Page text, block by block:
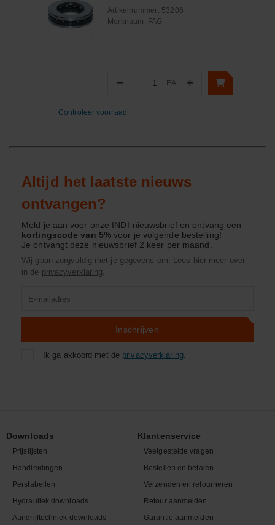
Artikelnummer: 53206
Merknaam: FAG
− Aantal
EA +
Controleer voorraad
Altijd het laatste nieuws
ontvangen?
Meld je aan voor onze INDI-nieuwsbrief en ontvang een
kortingscode van 5%voor je volgende bestelling!
Je ontvangt deze nieuwsbrief 2 keer per maand.
Wij gaan zorgvuldig met je gegevens om. Lees hier meer over
in de privacyverklaring.
Inschrijven
Ik ga akkoord met de privacyverklaring.
Downloads
Prijslijsten
Handleidingen
Perstabellen
Hydrauliek downloads
Aandrijftechniek downloads
Klantenservice
Veelgestelde vragen
Bestellen en betalen
Verzenden en retourneren
Retour aanmelden
Garantie aanmelden